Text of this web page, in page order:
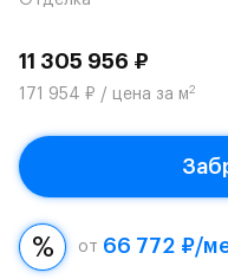
11 305 956 ₽
171 954 ₽ / цена за м2
от 66 772 ₽/